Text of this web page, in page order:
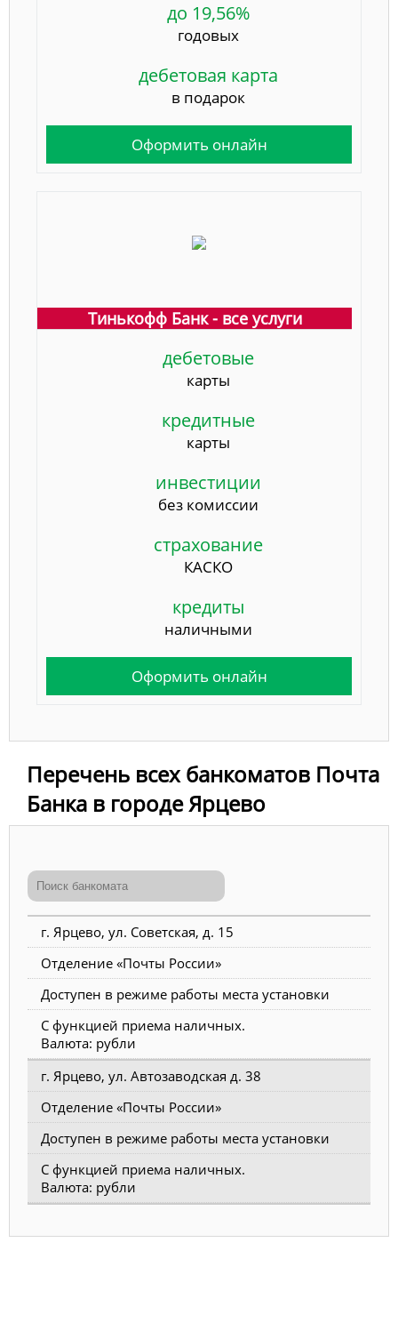
до 19,56%
годовых
дебетовая карта
в подарок
Оформить онлайн
Тинькофф Банк - все услуги
дебетовые
карты
кредитные
карты
инвестиции
без комиссии
страхование
КАСКО
кредиты
наличными
Оформить онлайн
Перечень всех банкоматов Почта
Банка в городе Ярцево
г. Ярцево, ул. Советская, д. 15
Отделение «Почты России»
Доступен в режиме работы места установки
С функцией приема наличных.
Валюта: рубли
г. Ярцево, ул. Автозаводская д. 38
Отделение «Почты России»
Доступен в режиме работы места установки
С функцией приема наличных.
Валюта: рубли